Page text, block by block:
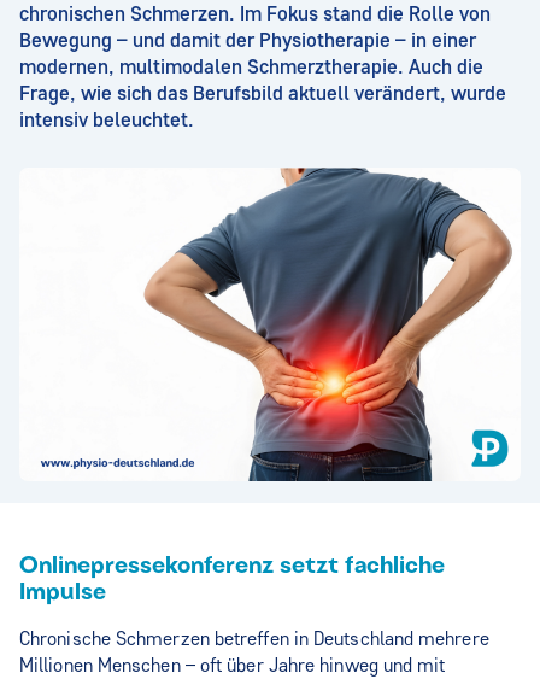
chronischen Schmerzen. Im Fokus stand die Rolle von
Bewegung – und damit der Physiotherapie – in einer
modernen, multimodalen Schmerztherapie. Auch die
Frage, wie sich das Berufsbild aktuell verändert, wurde
intensiv beleuchtet.
Onlinepressekonferenz setzt fachliche
Impulse
Chronische Schmerzen betreffen in Deutschland mehrere
Millionen Menschen – oft über Jahre hinweg und mit